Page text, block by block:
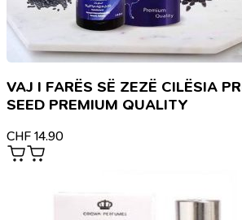
VAJ I FARËS SË ZEZË CILËSIA
SEED PREMIUM QUALITY
CHF 14.90